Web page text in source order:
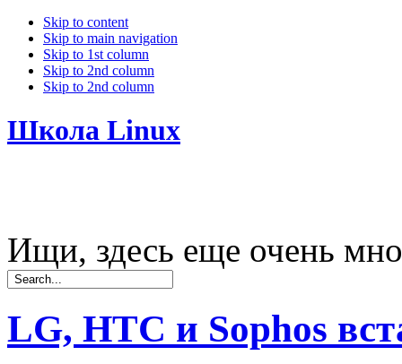
Skip to content
Skip to main navigation
Skip to 1st column
Skip to 2nd column
Skip to 2nd column
Школа Linux
Ищи, здесь еще очень
LG, HTC и Sophos